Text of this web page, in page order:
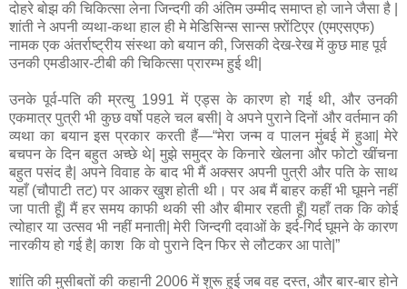
दोहरे बोझ की चिकित्सा लेना जिन्दगी की अंतिम उम्मीद समाप्त हो जाने जैसा है |
शांती ने अपनी व्यथा-कथा हाल ही मे मेडिसिन्स सान्स फ़्रोंटिएर (एमएसएफ)
नामक एक अंतर्राष्ट्रीय संस्था को बयान की, जिसकी देख-रेख में कुछ माह पूर्व
उनकी एमडीआर-टीबी की चिकित्सा प्रारम्भ हुई थी|
उनके पूर्व-पति की म्रत्यु 1991 में एड्स के कारण हो गई थी, और उनकी
एकमात्र पुत्री भी कुछ वर्षो पहले चल बसी| वे अपने पुराने दिनों और वर्तमान की
व्यथा का बयान इस प्रकार करती हैं—“मेरा जन्म व पालन मुंबई में हुआ| मेरे
बचपन के दिन बहुत अच्छे थे| मुझे समुद्र के किनारे खेलना और फोटो खींचना
बहुत पसंद है| अपने विवाह के बाद भी मैं अक्सर अपनी पुत्री और पति के साथ
यहाँ (चौपाटी तट) पर आकर खुश होती थी। पर अब मैं बाहर कहीं भी घूमने नहीं
जा पाती हूँ| मैं हर समय काफी थकी सी और बीमार रहती हूँ| यहाँ तक कि कोई
त्योहार या उत्सव भी नहीं मनाती| मेरी जिन्दगी दवाओं के इर्द-गिर्द घूमने के कारण
नारकीय हो गई है| काश कि वो पुराने दिन फिर से लौटकर आ पाते|”
शांति की मुसीबतों की कहानी 2006 में शुरू हुई जब वह दस्त, और बार-बार होने